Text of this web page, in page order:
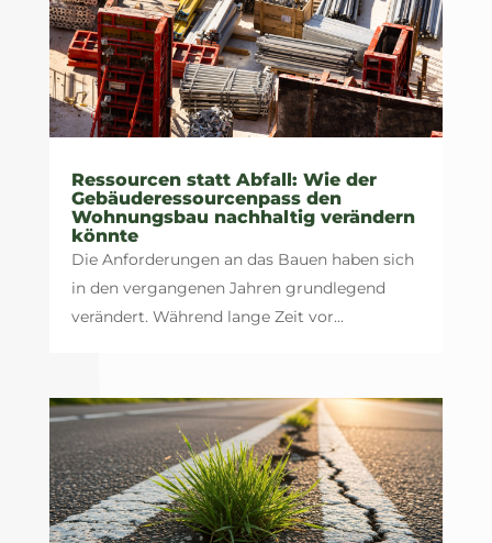
Ressourcen statt Abfall: Wie der
Gebäuderessourcenpass den
Wohnungsbau nachhaltig verändern
könnte
Die Anforderungen an das Bauen haben sich
in den vergangenen Jahren grundlegend
verändert. Während lange Zeit vor...